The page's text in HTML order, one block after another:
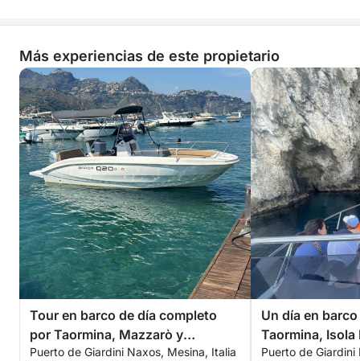
Más experiencias de este propietario
Tour en barco de día completo
por Taormina, Mazzarò y
Sant'Alessio
Puerto de Giardini Naxos, Mesina, Italia
Un día en
Taormina, Isola
Sant'Alessio.
Puerto de